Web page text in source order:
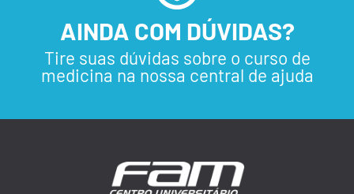
AINDA COM DÚVIDAS?
Tire suas dúvidas sobre o curso de
medicina na nossa central de ajuda